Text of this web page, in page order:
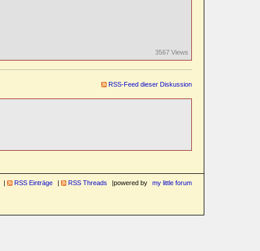
3567 Views
RSS-Feed dieser Diskussion
RSS Einträge RSS Threads powered by my little forum